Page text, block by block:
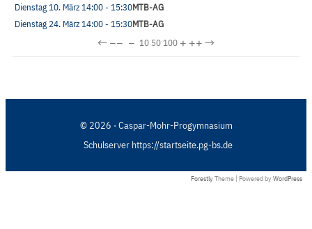
Dienstag 10. März14:00- 15:30MTB-AG
Dienstag 24. März14:00- 15:30MTB-AG
←−− − 10 50100 + ++→
© 2026 · Caspar-Mohr-Progymnasium
Schulserver https://startseite.pg-bs.de
Forestly Theme | Powered by WordPress